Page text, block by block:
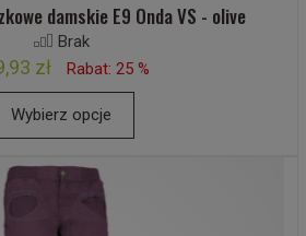
damskie E9 Onda VS - olive
Brak
zł Rabat: 25 %
Wybierz opcje